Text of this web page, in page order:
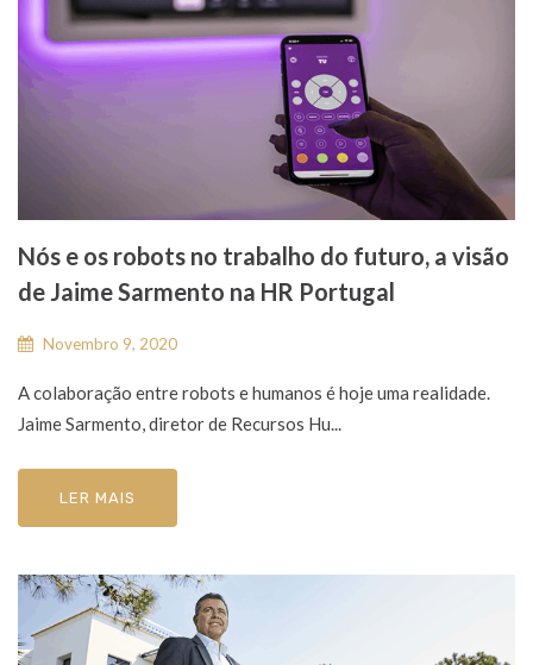
Nós e os robots no trabalho do futuro, a visão
de Jaime Sarmento na HR Portugal
Novembro 9, 2020
A colaboração entre robots e humanos é hoje uma realidade.
Jaime Sarmento, diretor de Recursos Hu...
LER MAIS